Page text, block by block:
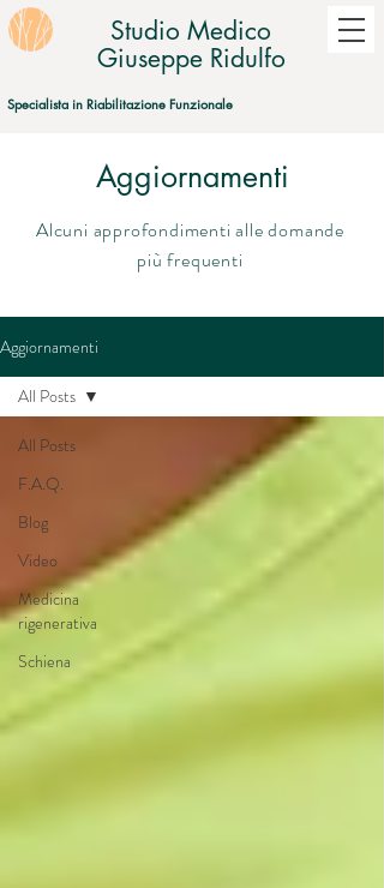
Specialista in Riabilitazione Funzionale
Studio Medico
Giuseppe Ridulfo
Aggiornamenti
Alcuni approfondimenti alle domande
più frequenti
Aggiornamenti
All Posts
F.A.Q.
Blog
Video
Medicina
rigenerativa
Schiena
All Posts